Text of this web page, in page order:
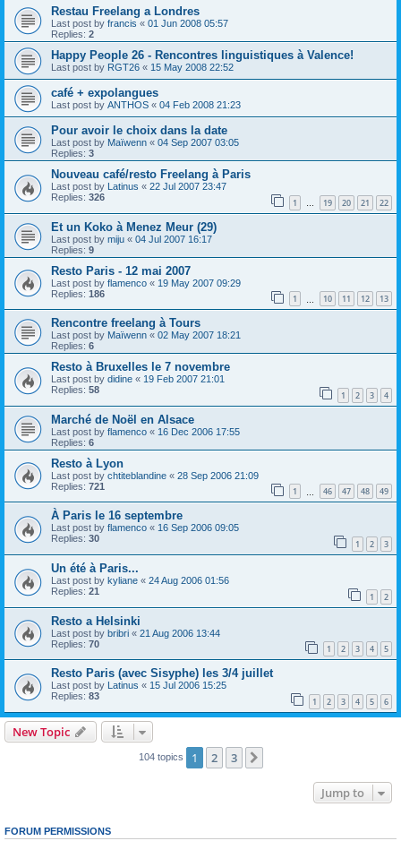
Restau Freelang a Londres
Last post by francis « 01 Jun 2008 05:57
Replies: 2
Happy People 26 - Rencontres linguistiques à Valence!
Last post by RGT26 « 15 May 2008 22:52
café + expolangues
Last post by ANTHOS « 04 Feb 2008 21:23
Pour avoir le choix dans la date
Last post by Maïwenn « 04 Sep 2007 03:05
Replies: 3
Nouveau café/resto Freelang à Paris
Last post by Latinus « 22 Jul 2007 23:47
Replies: 326 1 19 20 21 22
Et un Koko à Menez Meur (29)
Last post by miju « 04 Jul 2007 16:17
Replies: 9
Resto Paris - 12 mai 2007
Last post by flamenco « 19 May 2007 09:29
Replies: 186 1 10 11 12 13
Rencontre freelang à Tours
Last post by Maïwenn « 02 May 2007 18:21
Replies: 6
Resto à Bruxelles le 7 novembre
Last post by didine « 19 Feb 2007 21:01
Replies: 58 1 2 3 4
Marché de Noël en Alsace
Last post by flamenco « 16 Dec 2006 17:55
Replies: 6
Resto à Lyon
Last post by chtiteblandine « 28 Sep 2006 21:09
Replies: 721 1 46 47 48 49
À Paris le 16 septembre
Last post by flamenco « 16 Sep 2006 09:05
Replies: 30 1 2 3
Un été à Paris...
Last post by kyliane « 24 Aug 2006 01:56
Replies: 21 1 2
Resto a Helsinki
Last post by bribri « 21 Aug 2006 13:44
Replies: 70 1 2 3 4 5
Resto Paris (avec Sisyphe) les 3/4 juillet
Last post by Latinus « 15 Jul 2006 15:25
Replies: 83 1 2 3 4 5 6
New Topic
104 topics 1 2 3
Jump to
FORUM PERMISSIONS